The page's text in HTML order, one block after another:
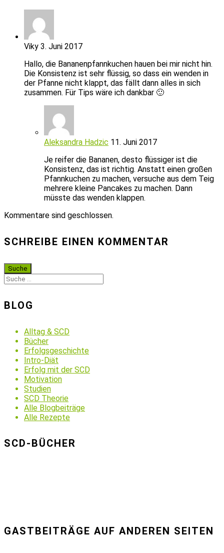
Viky 3. Juni 2017
Hallo, die Bananenpfannkuchen hauen bei mir nicht hin.
Die Konsistenz ist sehr flüssig, so dass ein wenden in
der Pfanne nicht klappt, das fällt dann alles in sich
zusammen. Für Tips wäre ich dankbar 🙂
Aleksandra Hadzic 11. Juni 2017
Je reifer die Bananen, desto flüssiger ist die
Konsistenz, das ist richtig. Anstatt einen großen
Pfannkuchen zu machen, versuche aus dem Teig
mehrere kleine Pancakes zu machen. Dann
müsste das wenden klappen.
Kommentare sind geschlossen.
SCHREIBE EINEN KOMMENTAR
BLOG
Alltag & SCD
Bücher
Erfolgsgeschichte
Intro-Diät
Erfolg mit der SCD
Motivation
Studien
SCD Theorie
Alle Blogbeiträge
Alle Rezepte
SCD-BÜCHER
GASTBEITRÄGE AUF ANDEREN SEITEN